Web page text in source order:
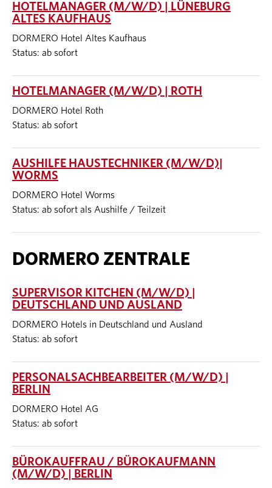
HOTELMANAGER (M/W/D) | LÜNEBURG
ALTES KAUFHAUS
DORMERO Hotel Altes Kaufhaus
Status: ab sofort
HOTELMANAGER (M/W/D) | ROTH
DORMERO Hotel Roth
Status: ab sofort
AUSHILFE HAUSTECHNIKER (M/W/D)|
WORMS
DORMERO Hotel Worms
Status: ab sofort als Aushilfe / Teilzeit
DORMERO ZENTRALE
SUPERVISOR KITCHEN (M/W/D) |
DEUTSCHLAND UND AUSLAND
DORMERO Hotels in Deutschland und Ausland
Status: ab sofort
PERSONALSACHBEARBEITER (M/W/D) |
BERLIN
DORMERO Hotel AG
Status: ab sofort
BÜROKAUFFRAU / BÜROKAUFMANN
(M/W/D) | BERLIN